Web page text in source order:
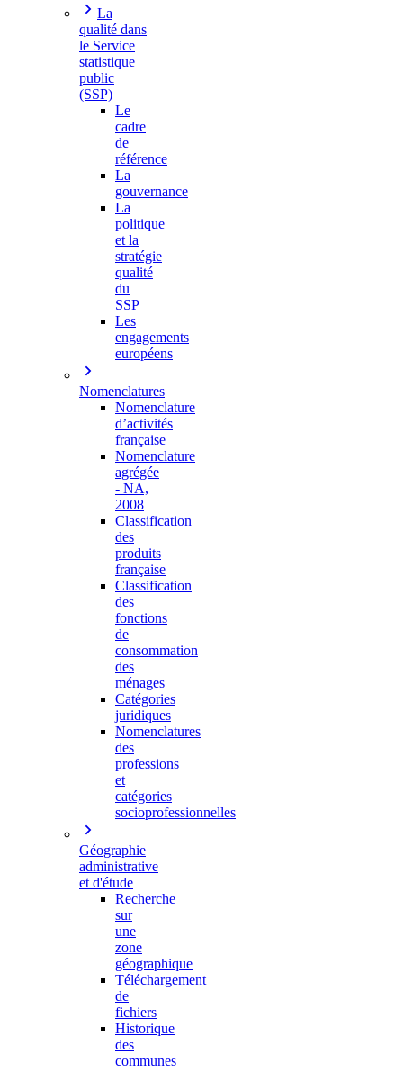
La
qualité dans
le Service
statistique
public
(SSP)
Le
cadre
de
référence
La
gouvernance
La
politique
et la
stratégie
qualité
du
SSP
Les
engagements
européens
Nomenclatures
Nomenclature
d’activités
française
Nomenclature
agrégée
- NA,
2008
Classification
des
produits
française
Classification
des
fonctions
de
consommation
des
ménages
Catégories
juridiques
Nomenclatures
des
professions
et
catégories
socioprofessionnelles
Géographie
administrative
et d'étude
Recherche
sur
une
zone
géographique
Téléchargement
de
fichiers
Historique
des
communes